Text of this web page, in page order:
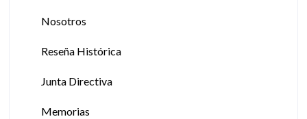
Nosotros
Reseña Histórica
Junta Directiva
Memorias